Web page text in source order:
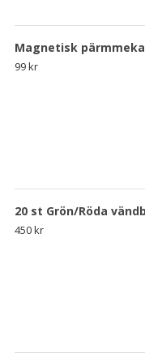
Magnetisk
99kr
20 st Grön/Röda
450kr